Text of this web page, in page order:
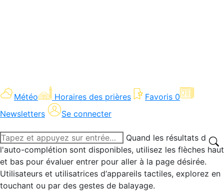
Météo Horaires des prières Favoris 0
Newsletters
Se connecter
Recherche
:
Quand les résultats de
l'auto-complétion sont disponibles, utilisez les flèches haut
et bas pour évaluer entrer pour aller à la page désirée.
Utilisateurs et utilisatrices d‘appareils tactiles, explorez en
touchant ou par des gestes de balayage.